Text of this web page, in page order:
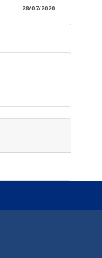
28/07/2020